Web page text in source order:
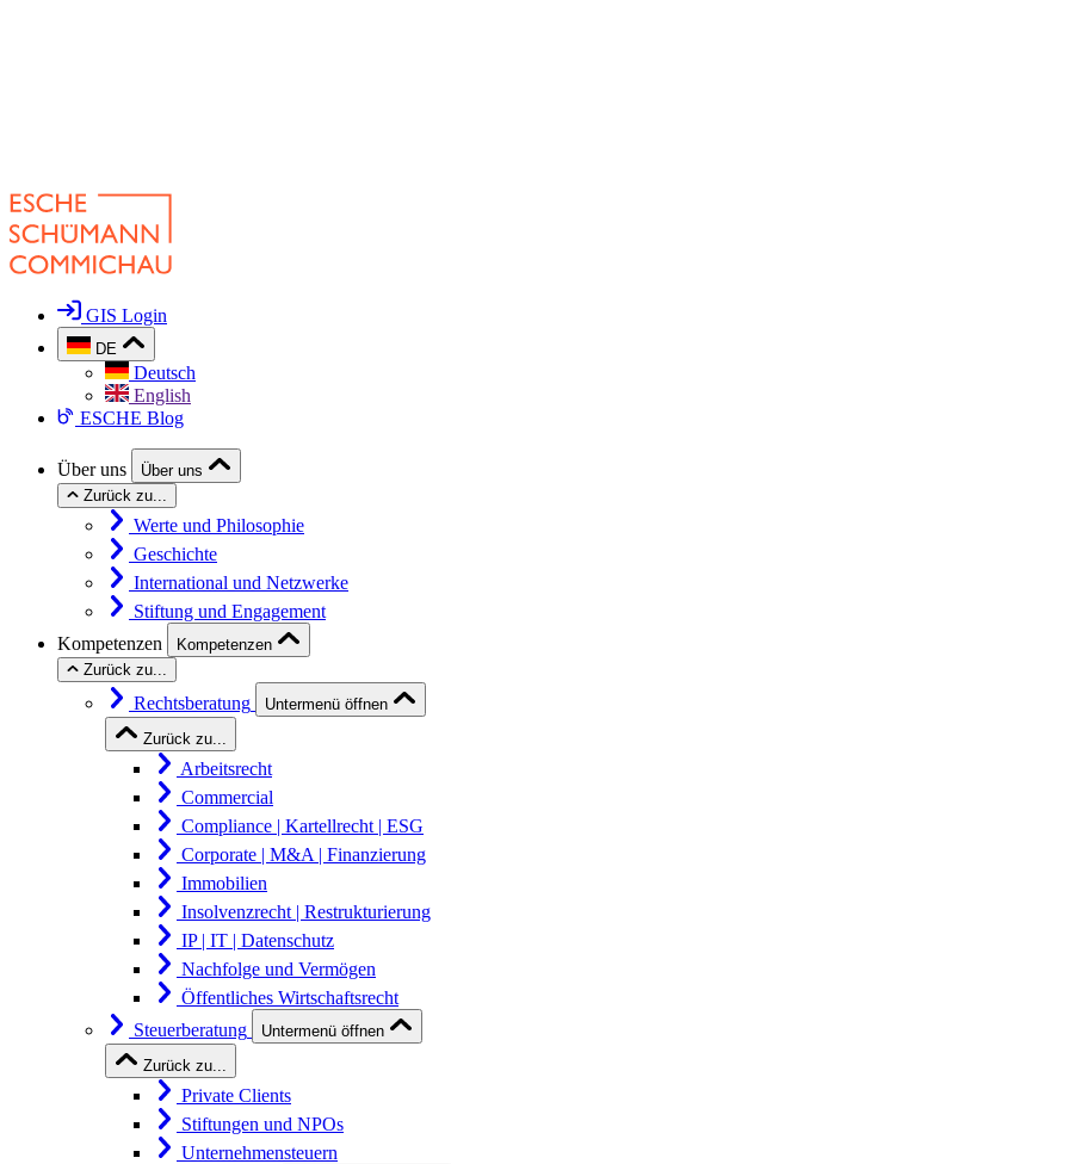
GIS Login
DE
Deutsch
English
ESCHE Blog
Über uns
Über uns
Zurück zu...
Werte und Philosophie
Geschichte
International und Netzwerke
Stiftung und Engagement
Kompetenzen
Kompetenzen
Zurück zu...
Rechtsberatung
Untermenü öffnen
Zurück zu...
Arbeitsrecht
Commercial
Compliance | Kartellrecht | ESG
Corporate | M&A | Finanzierung
Immobilien
Insolvenzrecht | Restrukturierung
IP | IT | Datenschutz
Nachfolge und Vermögen
Öffentliches Wirtschaftsrecht
Steuerberatung
Untermenü öffnen
Zurück zu...
Private Clients
Stiftungen und NPOs
Unternehmensteuern